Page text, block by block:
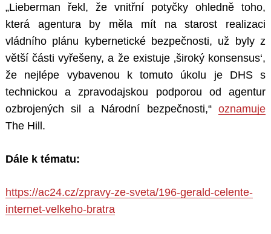
„Lieberman řekl, že vnitřní potyčky ohledně toho,
která agentura by měla mít na starost realizaci
vládního plánu kybernetické bezpečnosti, už byly z
větší části vyřešeny, a že existuje ‚široký konsensus‘,
že nejlépe vybavenou k tomuto úkolu je DHS s
technickou a zpravodajskou podporou od agentur
ozbrojených sil a Národní bezpečnosti,“ oznamuje
The Hill.
Dále k tématu:
https://ac24.cz/zpravy-ze-sveta/196-gerald-celente-
internet-velkeho-bratra